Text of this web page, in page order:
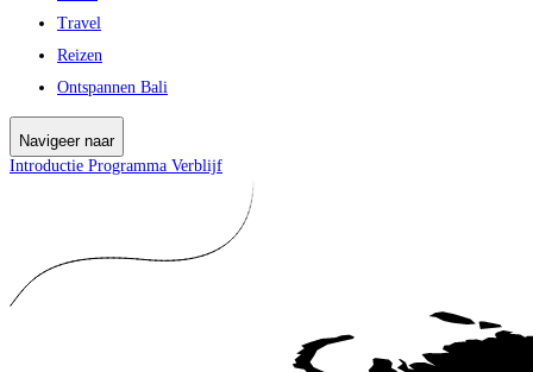
Travel
Reizen
Ontspannen Bali
Navigeer naar
Introductie Programma Verblijf